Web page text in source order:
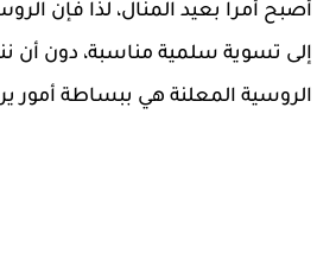
أصبح أمرا بعيد المنال، لذا فإن
إلى تسوية سلمية مناسبة، دون أن
الروسية المعلنة هي ببساطة أمور